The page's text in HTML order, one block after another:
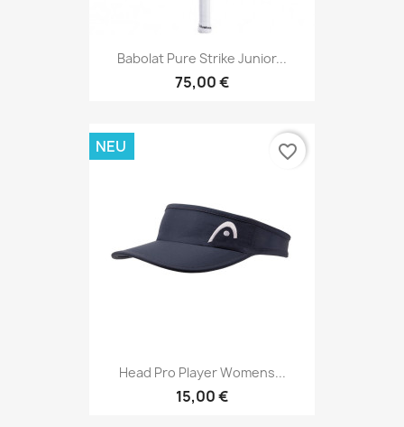
Babolat Pure Strike Junior...
75,00 €
Head Pro Player Womens...
15,00 €
NEU favorite_border